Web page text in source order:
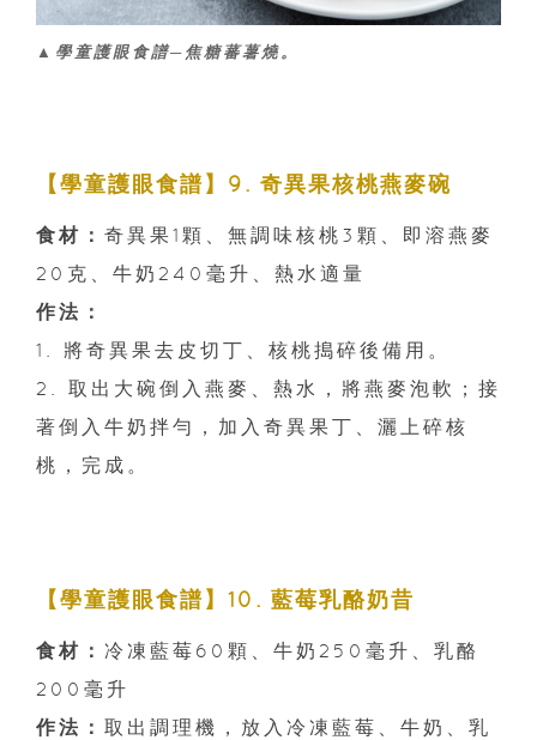
▲學童護眼食譜─焦糖蕃薯燒。
【學童護眼食譜】9. 奇異果核桃燕麥碗
食材： 奇異果1顆、無調味核桃3顆、即溶燕麥
20克、牛奶240毫升、熱水適量
作法：
1. 將奇異果去皮切丁、核桃搗碎後備用。
2. 取出大碗倒入燕麥、熱水，將燕麥泡軟；接
著倒入牛奶拌勻，加入奇異果丁、灑上碎核
桃，完成。
【學童護眼食譜】10. 藍莓乳酪奶昔
食材： 冷凍藍莓60顆、牛奶250毫升、乳酪
200毫升
作法： 取出調理機，放入冷凍藍莓、牛奶、乳